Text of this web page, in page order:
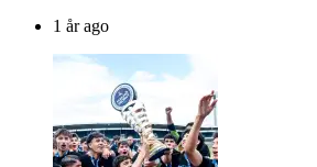
1 år ago